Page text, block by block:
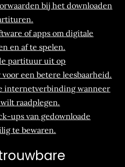
bij het downloaden
of apps om digitale
en af te spelen.
partituur uit op
een betere leesbaarheid.
internetverbinding wanneer
raadplegen.
ups van gedownloade
te bewaren.